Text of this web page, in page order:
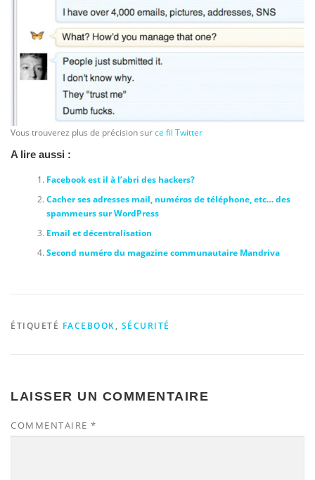
Vous trouverez plus de précision surce fil Twitter
A lire aussi :
Facebook est il à l’abri des hackers?
Cacher ses adresses mail, numéros de téléphone, etc… des
spammeurs sur WordPress
Email et décentralisation
Second numéro du magazine communautaire Mandriva
ÉTIQUETÉ FACEBOOK, SÉCURITÉ
LAISSER UN COMMENTAIRE
COMMENTAIRE *